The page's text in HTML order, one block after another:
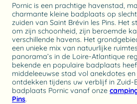
Pornic is een prachtige havenstad,
charmante kleine badplaats op
zuiden van Saint Brévin les Pins. Het
om zijn schoonheid, zijn beroemde
verschillende havens. Het
een unieke mix van natuurlijke
panorama’s in de Loire-Atlantique
bekende en populaire badplaats
middeleeuwse stad vol anekdotes
ontdekken tijdens uw verblijf in Zuid-
badplaats Pornic vanaf onze
Pins.